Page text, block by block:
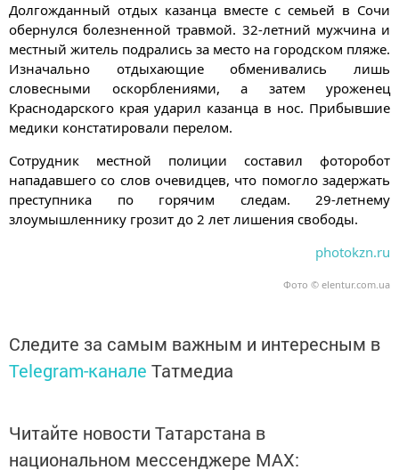
Долгожданный отдых казанца вместе с семьей в Сочи
обернулся болезненной травмой. 32-летний мужчина и
местный житель подрались за место на городском пляже.
Изначально отдыхающие обменивались лишь
словесными оскорблениями, а затем уроженец
Краснодарского края ударил казанца в нос. Прибывшие
медики констатировали перелом.
Сотрудник местной полиции составил фоторобот
нападавшего со слов очевидцев, что помогло задержать
преступника по горячим следам. 29-летнему
злоумышленнику грозит до 2 лет лишения свободы.
photokzn.ru
Фото © elentur.com.ua
Следите за самым важным и интересным в
Telegram-канале Татмедиа
Читайте новости Татарстана в
национальном мессенджере MАХ: